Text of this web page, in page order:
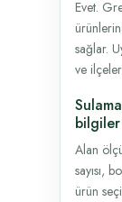
Evet.
sağlar.
ve
Alan
sayısı,
ürün